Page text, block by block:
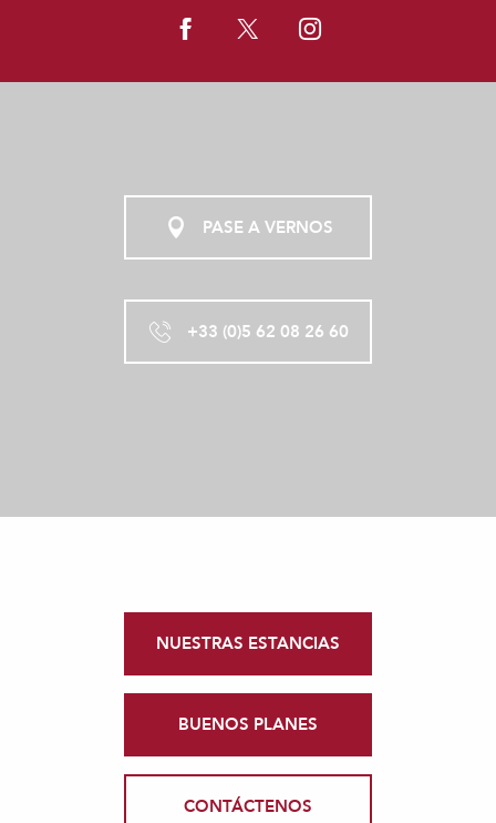
PASE A VERNOS
+33 (0)5 62 08 26 60
NUESTRAS ESTANCIAS
BUENOS PLANES
CONTÁCTENOS